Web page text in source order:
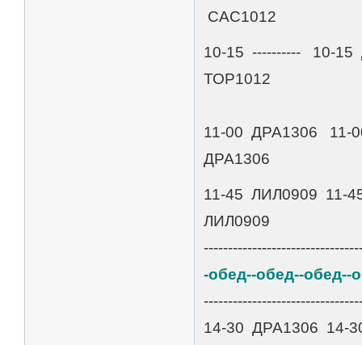
САС1012
10-15 ---------- 10-
ТОР1012
11-00 ДРА1306 11-
ДРА1306
11-45 ЛИЛ0909 11-
ЛИЛ0909
-обед--обед--обед--
14-30 ДРА1306 14-